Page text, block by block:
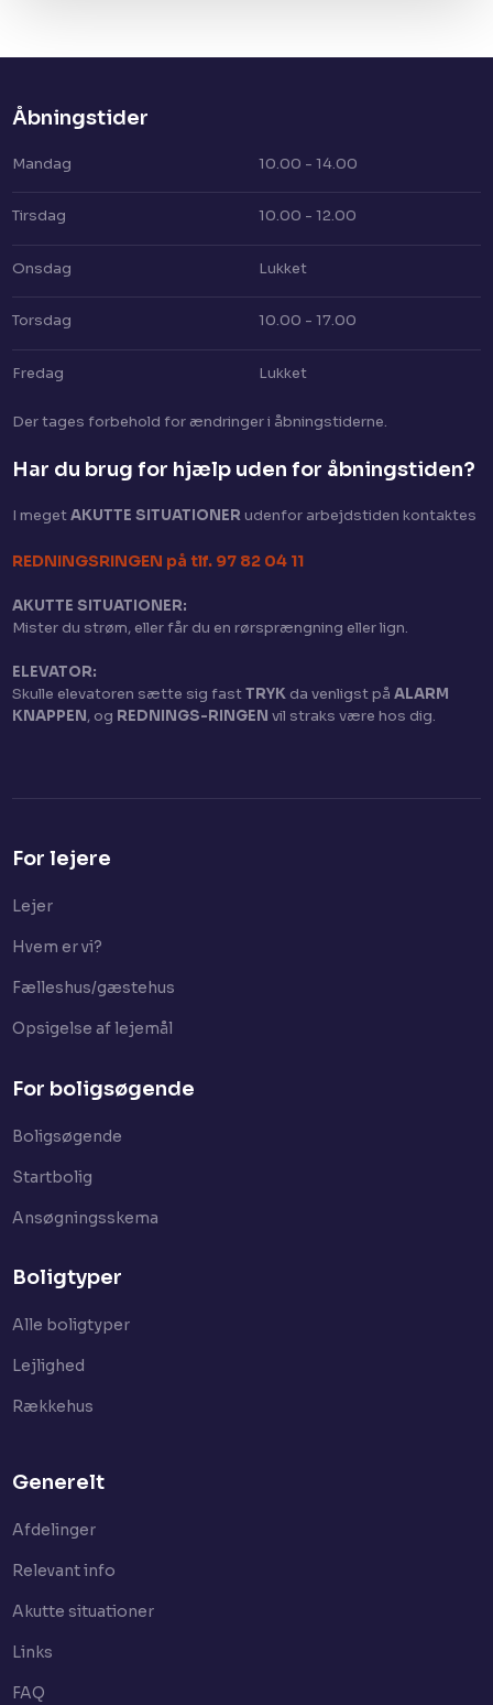
Åbningstider​
Mandag 10.00 - 14.00
Tirsdag 10.00 - 12.00
Onsdag Lukket
Torsdag 10.00 - 17.00
Fredag Lukket
Der tages for​behold for ændringer i åbningstiderne.
Har du brug for hjælp uden for åbningstiden?​
I megetAKUTTE SITUATIONER​ udenfor arbejdstiden kontaktes
​REDNINGSRINGEN på tlf. 97 82 04 11
AKUTTE SITUATIONER:
Mister du strøm, eller får du en rørsprængning eller lign.
ELEVATOR:
Skulle elevatoren sætte sig fastTRYKda venligst på ALARM
KNAPPEN, og REDNINGS-RINGEN vil straks være hos dig.​
For lejere
Lejer​
Hvem er vi?
Fælleshus/gæstehus
Opsigelse af lejemål
For boligsøgende
Boligsøgende
Startbolig​
Ansøgningsskema
Boligtyper
Alle boligtyper
Lejlighed
Rækkehus
Generelt
Afdelinger
Relevant info
Akutte situationer
Links
FAQ